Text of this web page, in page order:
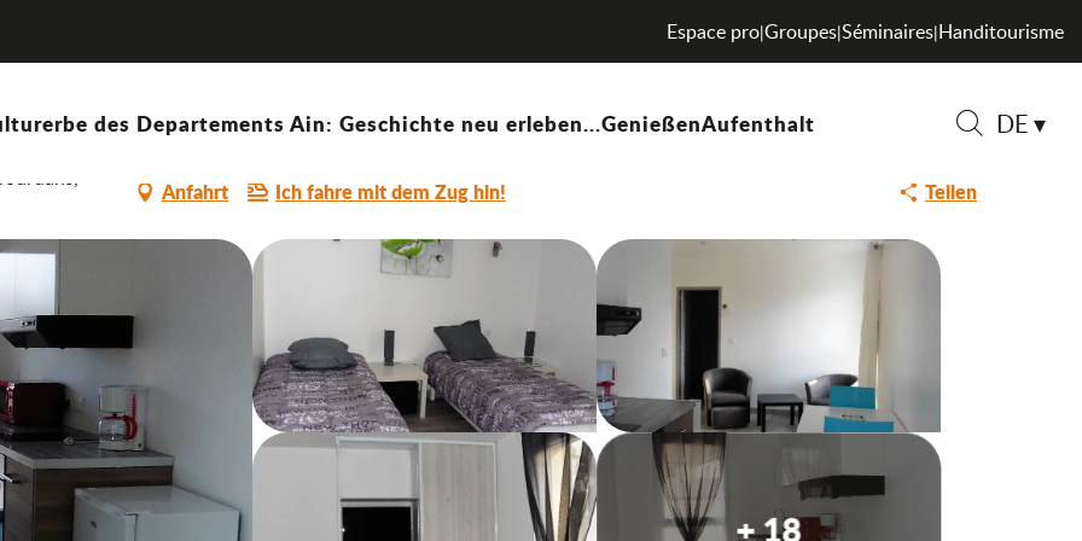
DE
Espace pro|Groupes|Séminaires|Handitourisme
des Departements Ain: Geschichte neu erleben...GenießenAufenthalt
Anfahrt Ich fahre mit dem Zug hin! Teilen
+ 18